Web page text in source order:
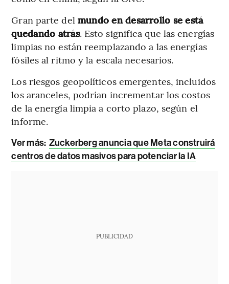
Gran parte del mundo en desarrollo se está
quedando atrás. Esto significa que las energías
limpias no están reemplazando a las energías
fósiles al ritmo y la escala necesarios.
Los riesgos geopolíticos emergentes, incluidos
los aranceles, podrían incrementar los costos
de la energía limpia a corto plazo, según el
informe.
Ver más: Zuckerberg anuncia que Meta construirá
centros de datos masivos para potenciar la IA
PUBLICIDAD